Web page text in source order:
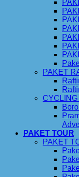
PAKET
CYCLING
PAKET TOUR
PAKET